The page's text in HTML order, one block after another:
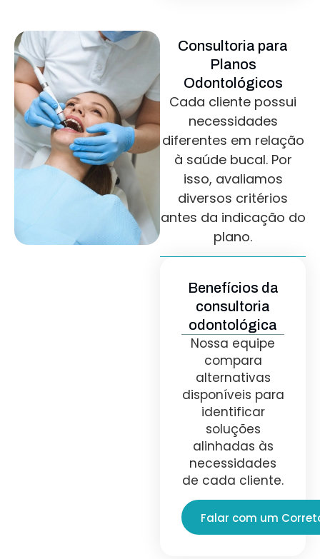
Consultoria para
Planos
Odontológicos
Cada cliente possui
necessidades
diferentes em relação
à saúde bucal. Por
isso, avaliamos
diversos critérios
antes da indicação do
plano.
Benefícios da
consultoria
odontológica
Nossa equipe
compara
alternativas
disponíveis para
identificar
soluções
alinhadas às
necessidades
de cada cliente.
Falar com um